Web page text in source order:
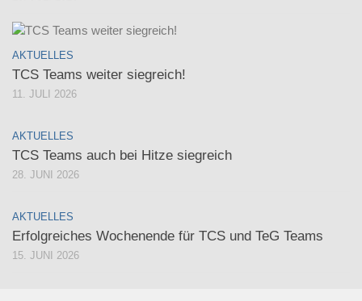
AKTUELLES
TCS Teams weiter siegreich!
11. JULI 2026
AKTUELLES
TCS Teams auch bei Hitze siegreich
28. JUNI 2026
AKTUELLES
Erfolgreiches Wochenende für TCS und TeG Teams
15. JUNI 2026